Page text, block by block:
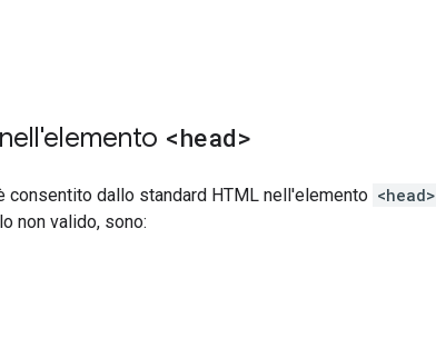
<head>
consentito dallo standard HTML nell'elemento <head>
non valido, sono: